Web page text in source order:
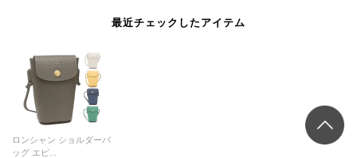
最近チェックしたアイテム
ロンシャン ショルダーバ
ッグ エピ...